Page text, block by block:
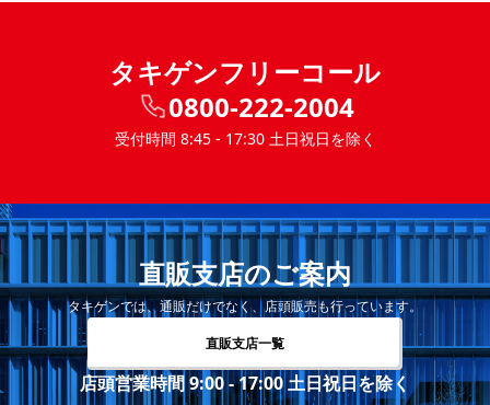
タキゲンフリーコール
0800-222-2004
受付時間 8:45 - 17:30 土日祝日を除く
直販支店のご案内
タキゲンでは、通販だけでなく、店頭販売も行っています。
直販支店一覧
店頭営業時間 9:00 - 17:00 土日祝日を除く